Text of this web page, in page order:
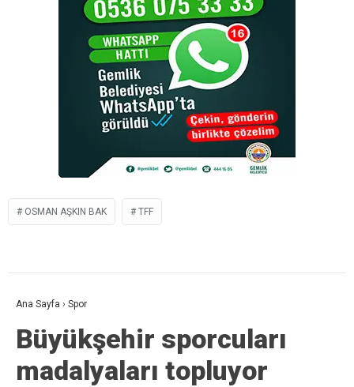
OSMAN AŞKIN BAK TFF
Ana Sayfa › Spor
Büyükşehir sporcuları
madalyaları topluyor